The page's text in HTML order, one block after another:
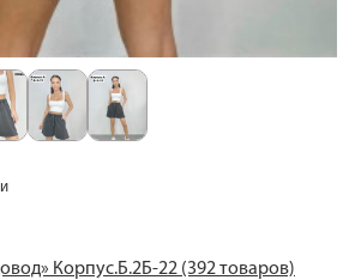
Корпус.Б.2Б-22 (392 товаров)